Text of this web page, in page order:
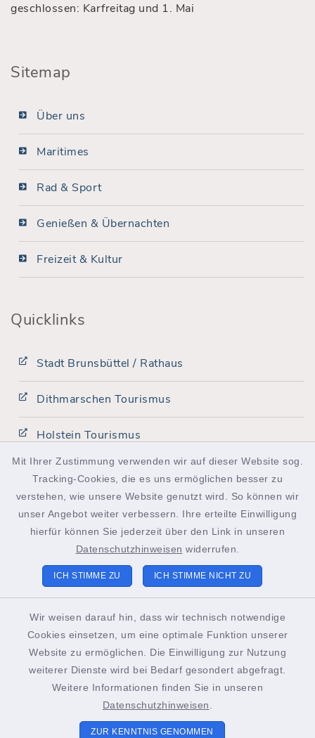
Mit Ihrer Zustimmung verwenden wir auf dieser Website sog.
Tracking-Cookies, die es uns ermöglichen besser zu
verstehen, wie unsere Website genutzt wird. So können wir
unser Angebot weiter verbessern. Ihre erteilte Einwilligung
hierfür können Sie jederzeit über den Link in unseren
Datenschutzhinweisen widerrufen.
ICH STIMME ZU ICH STIMME NICHT ZU
Wir weisen darauf hin, dass wir technisch notwendige
Cookies einsetzen, um eine optimale Funktion unserer
Website zu ermöglichen. Die Einwilligung zur Nutzung
weiterer Dienste wird bei Bedarf gesondert abgefragt.
Weitere Informationen finden Sie in unseren
Datenschutzhinweisen
ZUR KENNTNIS GENOMMEN
geschlossen: Karfreitag und 1. Mai
Sitemap
Über uns
Maritimes
Rad & Sport
Genießen & Übernachten
Freizeit & Kultur
Quicklinks
Stadt Brunsbüttel / Rathaus
Dithmarschen Tourismus
Holstein Tourismus
facebook
instagram
linkedinyoutubepodcast
Kontakt
Datenschutz
Impressum
Sitemap